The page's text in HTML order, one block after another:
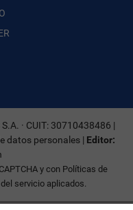
· CUIT: 30710438486 |
datos personales| Editor:
y con Políticas de
servicioaplicados.